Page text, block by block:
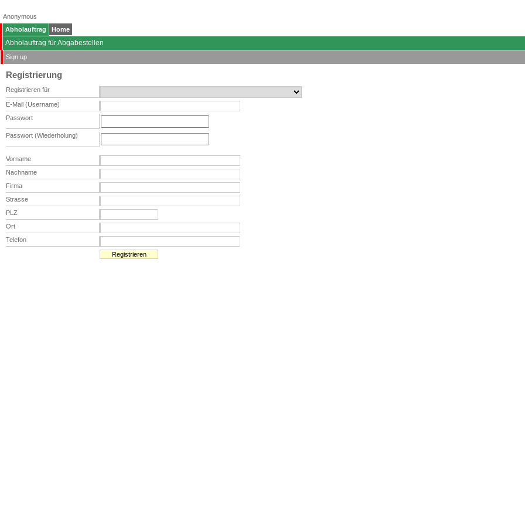
Anonymous
Abholauftrag
Home
Abholauftrag für Abgabestellen
Sign up
Registrierung
Registrieren für
E-Mail (Username)
Passwort
Passwort (Wiederholung)
Vorname
Nachname
Firma
Strasse
PLZ
Ort
Telefon